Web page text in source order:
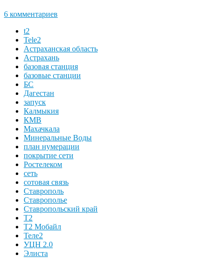
6 комментариев
t2
Tele2
Астраханская область
Астрахань
базовая станция
базовые станции
БС
Дагестан
запуск
Калмыкия
КМВ
Махачкала
Минеральные Воды
план нумерации
покрытие сети
Ростелеком
сеть
сотовая связь
Ставрополь
Ставрополье
Ставропольский край
Т2
Т2 Мобайл
Теле2
УЦН 2.0
Элиста